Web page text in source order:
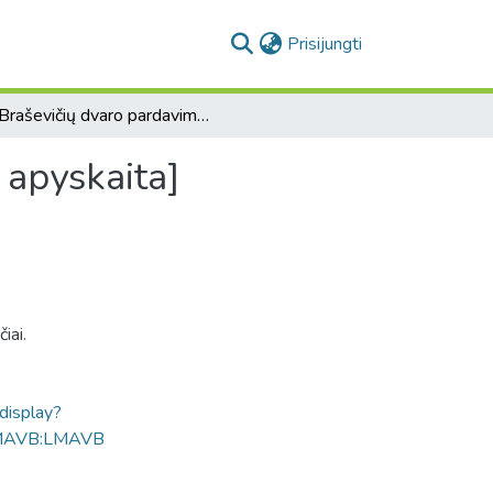
Prisijungti
[Braševičių dvaro pardavimui skirtų grūdų 1832 m. apyskaita]